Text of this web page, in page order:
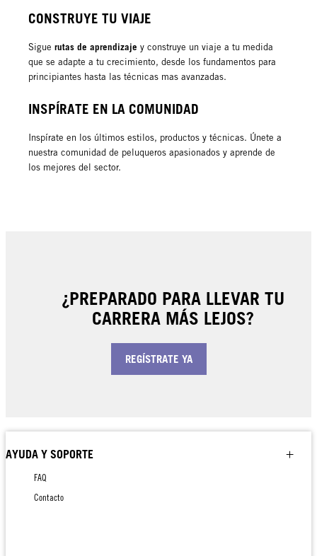
CONSTRUYE TU VIAJE
Sigue rutas de aprendizaje y construye un viaje a tu medida
que se adapte a tu crecimiento, desde los fundamentos para
principiantes hasta las técnicas mas avanzadas.
INSPÍRATE EN LA COMUNIDAD
Inspírate en los últimos estilos, productos y técnicas. Únete a
nuestra comunidad de peluqueros apasionados y aprende de
los mejores del sector.
¿PREPARADO PARA LLEVAR TU
CARRERA MÁS LEJOS?
REGÍSTRATE YA
AYUDA Y SOPORTE
FAQ
Contacto